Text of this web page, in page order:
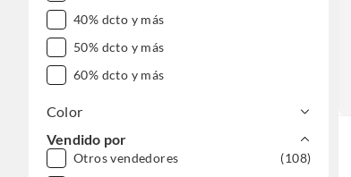
40% dcto y más
50% dcto y más
60% dcto y más
Color
Vendido por
Otros vendedores
(108)